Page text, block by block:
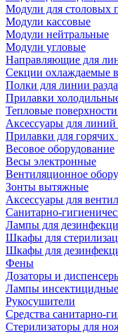
Модули для столовых
Модули кассовые
Модули нейтральные
Модули угловые
Направляющие для
Секции охлаждаемые
Полки для линии
Прилавки
Тепловые
Аксессуары для линий
Прилавки для горячих
Весовое оборудование
Весы электронные
Вентиляционное
Зонты вытяжные
Аксессуары для
Санитарно-
Лампы для
Шкафы для
Шкафы для
Фены
Дозаторы и
Лампы инсектицидные
Рукосушители
Средства санитарно-
Стерилизаторы для